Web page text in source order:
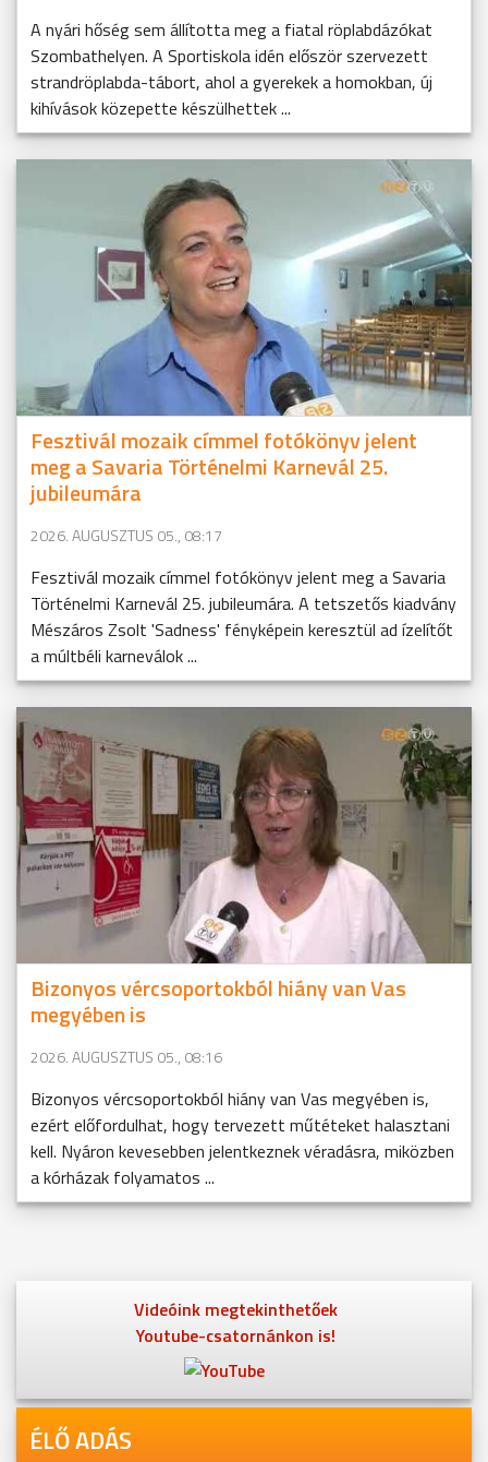
A nyári hőség sem állította meg a fiatal röplabdázókat
Szombathelyen. A Sportiskola idén először szervezett
strandröplabda-tábort, ahol a gyerekek a homokban, új
kihívások közepette készülhettek ...
Fesztivál mozaik címmel fotókönyv jelent
meg a Savaria Történelmi Karnevál 25.
jubileumára
2026. AUGUSZTUS 05., 08:17
Fesztivál mozaik címmel fotókönyv jelent meg a Savaria
Történelmi Karnevál 25. jubileumára. A tetszetős kiadvány
Mészáros Zsolt 'Sadness' fényképein keresztül ad ízelítőt
a múltbéli karneválok ...
Bizonyos vércsoportokból hiány van Vas
megyében is
2026. AUGUSZTUS 05., 08:16
Bizonyos vércsoportokból hiány van Vas megyében is,
ezért előfordulhat, hogy tervezett műtéteket halasztani
kell. Nyáron kevesebben jelentkeznek véradásra, miközben
a kórházak folyamatos ...
Videóink megtekinthetőek
Youtube-csatornánkon is!
ÉLŐ ADÁS